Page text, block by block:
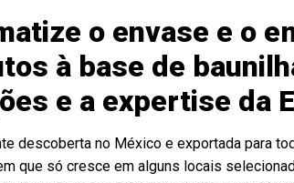
o envase e o
à base de
e a expertise da
descoberta no México e exportada para
que só cresce em alguns locais